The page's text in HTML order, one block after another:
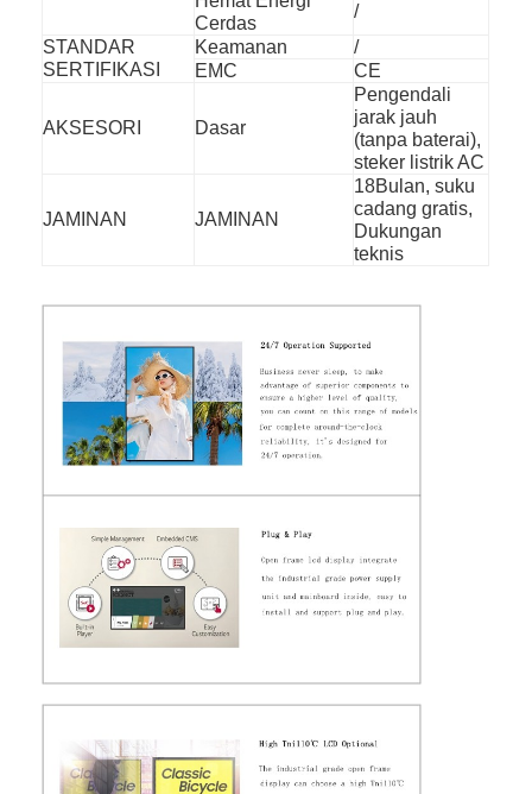
Cerdas
/
STANDAR
SERTIFIKASI
Keamanan
/
EMC
CE
AKSESORI Dasar
Pengendali
jarak jauh
(tanpa baterai),
steker listrik AC
JAMINAN JAMINAN
18Bulan, suku
cadang gratis,
Dukungan
teknis